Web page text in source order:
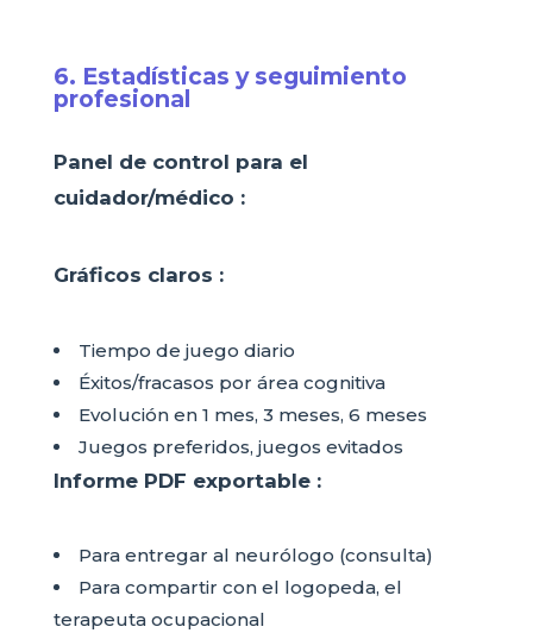
6. Estadísticas y seguimiento
profesional
Panel de control para el
cuidador/médico :
Gráficos claros :
Tiempo de juego diario
Éxitos/fracasos por área cognitiva
Evolución en 1 mes, 3 meses, 6 meses
Juegos preferidos, juegos evitados
Informe PDF exportable :
Para entregar al neurólogo (consulta)
Para compartir con el logopeda, el
terapeuta ocupacional